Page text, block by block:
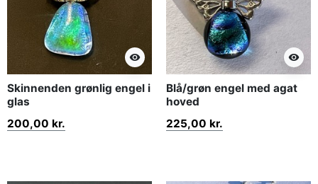
visibility
Skinnenden grønlig engel i
glas
200,00 kr.
visibility
Blå/grøn engel med agat
hoved
225,00 kr.